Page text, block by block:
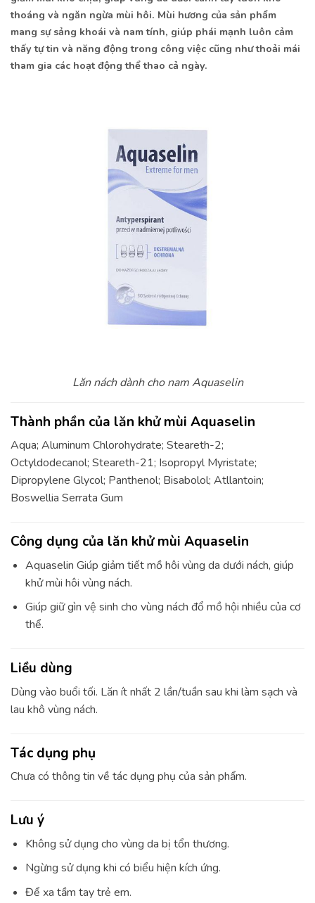
thoáng và ngăn ngừa mùi hôi. Mùi hương của sản phẩm
mang sự sảng khoái và nam tính, giúp phái mạnh luôn cảm
thấy tự tin và năng động trong công việc cũng như thoải mái
tham gia các hoạt động thể thao cả ngày.
Lăn nách dành cho nam Aquaselin
Thành phần của lăn khử mùi Aquaselin
Aqua; Aluminum Chlorohydrate; Steareth-2;
Octyldodecanol; Steareth-21; Isopropyl Myristate;
Dipropylene Glycol; Panthenol; Bisabolol; Atllantoin;
Boswellia Serrata Gum
Công dụng của lăn khử mùi Aquaselin
Aquaselin Giúp giảm tiết mồ hôi vùng da dưới nách, giúp
khử mùi hôi vùng nách.
Giúp giữ gìn vệ sinh cho vùng nách đổ mồ hội nhiều của cơ
thể.
Liều dùng
Dùng vào buổi tối. Lăn ít nhất 2 lần/tuần sau khi làm sạch và
lau khô vùng nách.
Tác dụng phụ
Chưa có thông tin về tác dụng phụ của sản phẩm.
Lưu ý
Không sử dụng cho vùng da bị tổn thương.
Ngừng sử dụng khi có biểu hiện kích ứng.
Để xa tầm tay trẻ em.